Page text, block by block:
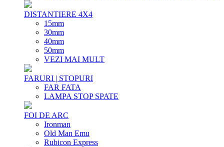
DISTANTIERE 4X4
15mm
30mm
40mm
50mm
VEZI MAI MULT
FARURI | STOPURI
FAR FATA
LAMPA STOP SPATE
FOI DE ARC
Ironman
Old Man Emu
Rubicon Express